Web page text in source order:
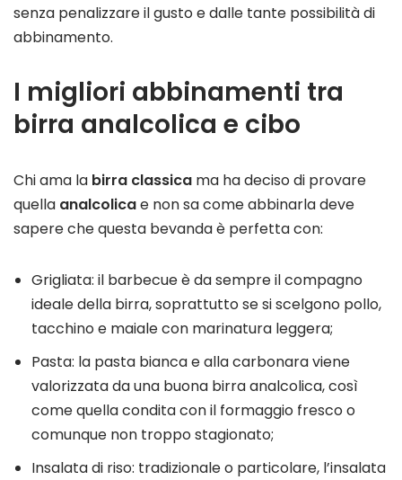
senza penalizzare il gusto e dalle tante possibilità di
abbinamento.
I migliori abbinamenti tra
birra analcolica e cibo
Chi ama la birra classica ma ha deciso di provare
quella analcolicae non sa come abbinarla deve
sapere che questa bevanda è perfetta con:
Grigliata: il barbecue è da sempre il compagno
ideale della birra, soprattutto se si scelgono pollo,
tacchino e maiale con marinatura leggera;
Pasta: la pasta bianca e alla carbonara viene
valorizzata da una buona birra analcolica, così
come quella condita con il formaggio fresco o
comunque non troppo stagionato;
Insalata di riso: tradizionale o particolare, l’insalata